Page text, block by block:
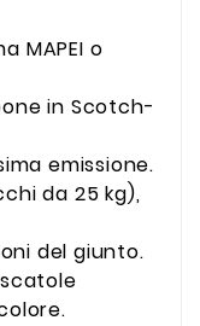
MAPEI o
in Scotch-
emissione.
da 25 kg),
del giunto.